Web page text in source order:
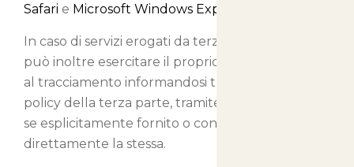
Safari e Microsoft Windows Explorer
In caso di servizi erogati da terze parti, l'Utente
può inoltre esercitare il proprio diritto ad opporsi
al tracciamento informandosi tramite la privacy
policy della terza parte, tramite il link di opt out
se esplicitamente fornito o contattando
direttamente la stessa.